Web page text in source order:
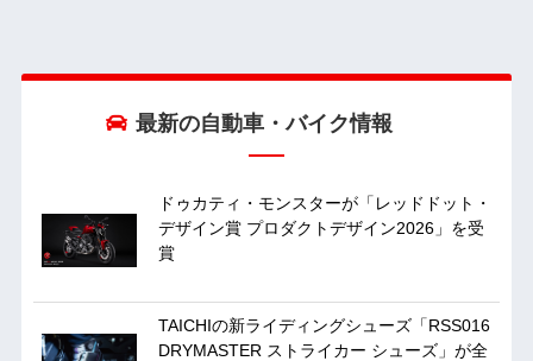
最新の自動車・バイク情報
ドゥカティ・モンスターが「レッドドット・
デザイン賞 プロダクトデザイン2026」を受
賞
TAICHIの新ライディングシューズ「RSS016
DRYMASTER ストライカー シューズ」が全